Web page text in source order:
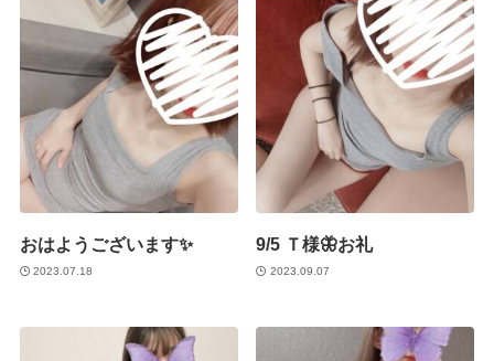
おはようございます✨
2023.07.18
9/5 Ｔ様🦋お礼
2023.09.07